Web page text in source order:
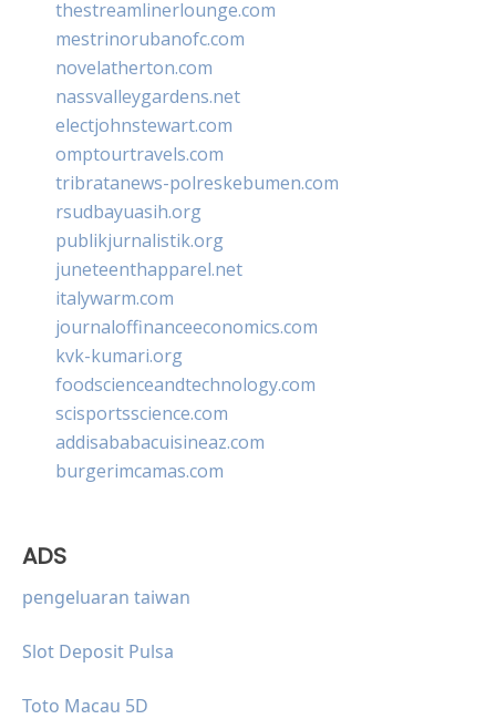
thestreamlinerlounge.com
mestrinorubanofc.com
novelatherton.com
nassvalleygardens.net
electjohnstewart.com
omptourtravels.com
tribratanews-polreskebumen.com
rsudbayuasih.org
publikjurnalistik.org
juneteenthapparel.net
italywarm.com
journaloffinanceeconomics.com
kvk-kumari.org
foodscienceandtechnology.com
scisportsscience.com
addisababacuisineaz.com
burgerimcamas.com
ADS
pengeluaran taiwan
Slot Deposit Pulsa
Toto Macau 5D